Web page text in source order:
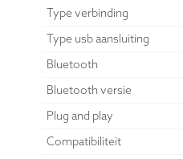
Type verbinding
Type usb aansluiting
Bluetooth
Bluetooth versie
Plug and play
Compatibiliteit